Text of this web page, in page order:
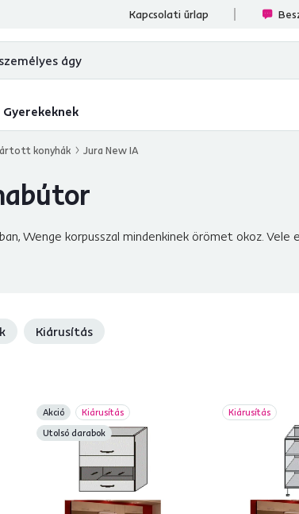
Kapcsolati űrlap
Gyerekeknek
konyhák Jura New IA
Wenge korpusszal mindenkinek örömet okoz.
Kiárusítás
Akció
Kiárusítás
Utolsó darabok
Kiárusítás